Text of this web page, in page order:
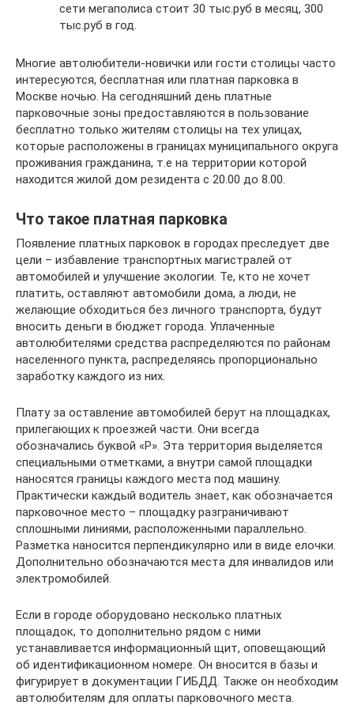
сети мегаполиса стоит 30 тыс.руб в месяц, 300
тыс.руб в год.
Многие автолюбители-новички или гости столицы часто
интересуются, бесплатная или платная парковка в
Москве ночью. На сегодняшний день платные
парковочные зоны предоставляются в пользование
бесплатно только жителям столицы на тех улицах,
которые расположены в границах муниципального округа
проживания гражданина, т.е на территории которой
находится жилой дом резидента с 20.00 до 8.00.
Что такое платная парковка
Появление платных парковок в городах преследует две
цели – избавление транспортных магистралей от
автомобилей и улучшение экологии. Те, кто не хочет
платить, оставляют автомобили дома, а люди, не
желающие обходиться без личного транспорта, будут
вносить деньги в бюджет города. Уплаченные
автолюбителями средства распределяются по районам
населенного пункта, распределяясь пропорционально
заработку каждого из них.
Плату за оставление автомобилей берут на площадках,
прилегающих к проезжей части. Они всегда
обозначались буквой «Р». Эта территория выделяется
специальными отметками, а внутри самой площадки
наносятся границы каждого места под машину.
Практически каждый водитель знает, как обозначается
парковочное место – площадку разграничивают
сплошными линиями, расположенными параллельно.
Разметка наносится перпендикулярно или в виде елочки.
Дополнительно обозначаются места для инвалидов или
электромобилей.
Если в городе оборудовано несколько платных
площадок, то дополнительно рядом с ними
устанавливается информационный щит, оповещающий
об идентификационном номере. Он вносится в базы и
фигурирует в документации ГИБДД. Также он необходим
автолюбителям для оплаты парковочного места.